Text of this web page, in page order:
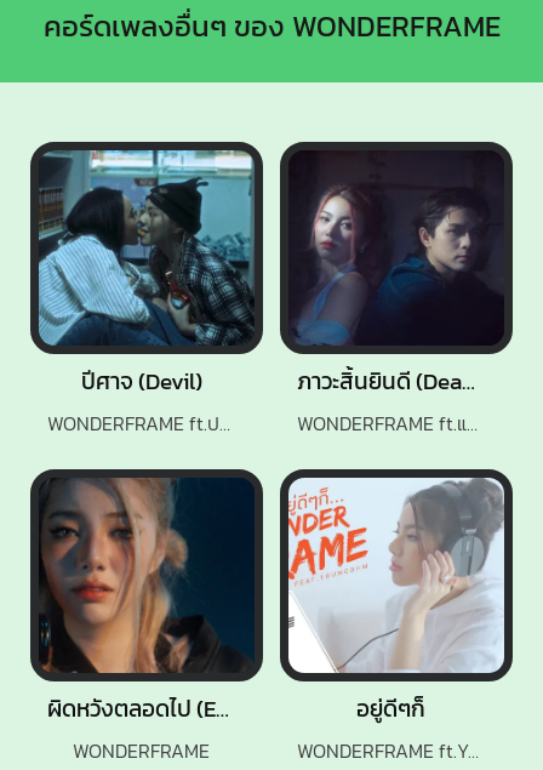
คอร์ดเพลงอื่นๆ ของ WONDERFRAME
อยู่ดีๆก็
WONDERFRAME ft.YOUNGOHM
ภาวะสิ้นยินดี (Dead inside)
WONDERFRAME ft.แน็กชาลี
ปีศาจ (Devil)
WONDERFRAME ft.ปราง ปรางทิพย์
ผิดหวังตลอดไป (Eternally)
WONDERFRAME